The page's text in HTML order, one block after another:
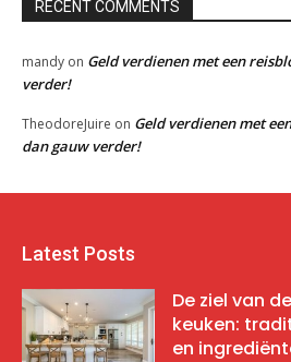
RECENT COMMENTS
mandy on Geld verdienen met een
verder!
TheodoreJuire on Geld verdienen met
dan gauw verder!
Latest Posts
De ziel van
keuken:
en